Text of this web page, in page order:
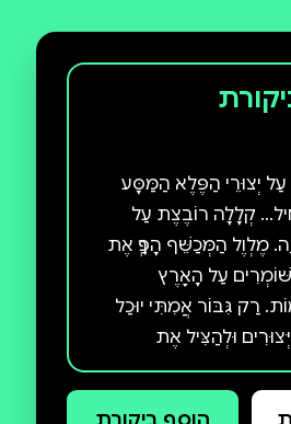
יְצוּרֵי הַפֶּלֶא הַמַּסָּע
קְלָלָה רוֹבֶצֶת עַל
מֶלְוֶל הַמְּכַשֵּׁף הָפַךְ אֶת
עַל הָאָרֶץ
רַק גִּבּוֹר אֲמִתִּי יוּכַל
וּלְהַצִּיל אֶת
אֵלֶּה הַנַּעַר תוֹם
הַאִם יַצְלִיחוּ בַּמְּשִׂימָה